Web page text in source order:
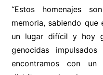
“Estos homenajes
memoria, sabiendo
un lugar difícil y hoy
genocidas
encontramos con un